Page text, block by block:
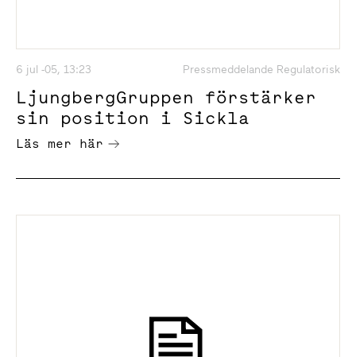
6 jul -05, 13:23 Pressmeddelande Regulatorisk
LjungbergGruppen förstärker
sin position i Sickla
Läs mer här